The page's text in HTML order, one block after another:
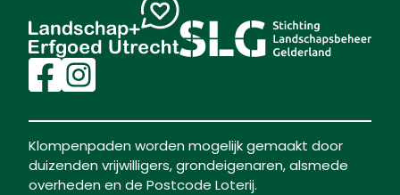
Klompenpaden worden mogelijk gemaakt door
duizenden vrijwilligers, grondeigenaren, alsmede
overheden en de Postcode Loterij.